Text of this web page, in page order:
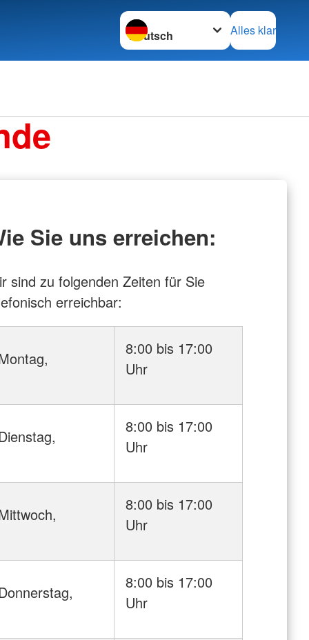
Sprache wechseln zu
Alles klar
Sie uns erreichen:
sind zu folgenden Zeiten für Sie
erreichbar:
8:00 bis 17:00
Uhr
8:00 bis 17:00
Uhr
8:00 bis 17:00
Uhr
8:00 bis 17:00
Uhr